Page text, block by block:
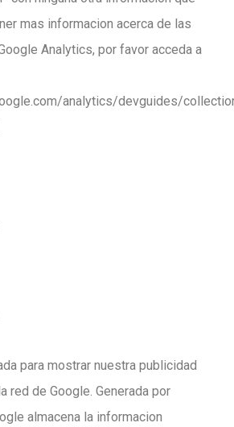
mas informacion acerca de las
Analytics, por favor acceda a
analytics/devguides/
para mostrar nuestra publicidad
red de Google. Generada por
almacena la informacion